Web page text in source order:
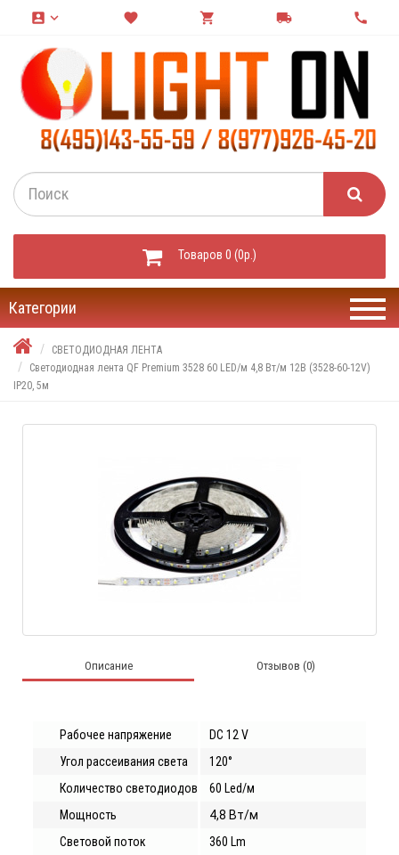
account_box keyboard_arrow_down favorite shopping_cart local_shipping call
Товаров 0 (0р.)
Категории
СВЕТОДИОДНАЯ ЛЕНТА
Светодиодная лента QF Premium 3528 60 LED/м 4,8 Вт/м 12В (3528-60-12V)
IP20, 5м
Описание Отзывов (0)
Рабочее напряжение
DC 12 V
Угол рассеивания света
120°
Количество светодиодов
60 Led/м
Мощность
4,8 Вт/м
Световой поток
360 Lm